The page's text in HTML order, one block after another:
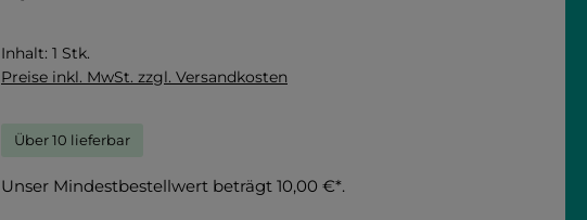
Inhalt: 1 Stk.
Preise inkl. MwSt. zzgl. Versandkosten
Über 10 lieferbar
Unser Mindestbestellwert beträgt 10,00 €*.